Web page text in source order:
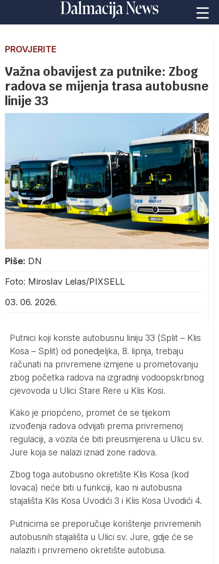
PROVJERITE
Važna obavijest za putnike: Zbog
radova se mijenja trasa autobusne
linije 33
Piše: DN
Foto: Miroslav Lelas/PIXSELL
03. 06. 2026.
Putnici koji koriste autobusnu liniju 33 (Split – Klis
Kosa – Split) od ponedjeljka, 8. lipnja, trebaju
računati na privremene izmjene u prometovanju
zbog početka radova na izgradnji vodoopskrbnog
cjevovoda u Ulici Stare Rere u Klis Kosi.
Kako je priopćeno, promet će se tijekom
izvođenja radova odvijati prema privremenoj
regulaciji, a vozila će biti preusmjerena u Ulicu sv.
Jure koja se nalazi iznad zone radova.
Zbog toga autobusno okretište Klis Kosa (kod
lovaca) neće biti u funkciji, kao ni autobusna
stajališta Klis Kosa Uvodići 3 i Klis Kosa Uvodići 4.
Putnicima se preporučuje korištenje privremenih
autobusnih stajališta u Ulici sv. Jure, gdje će se
nalaziti i privremeno okretište autobusa.